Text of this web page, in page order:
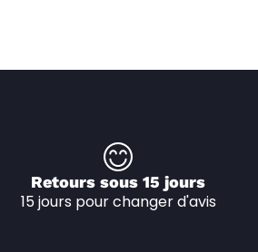
Retours sous 15 jours
15 jours pour changer d'avis